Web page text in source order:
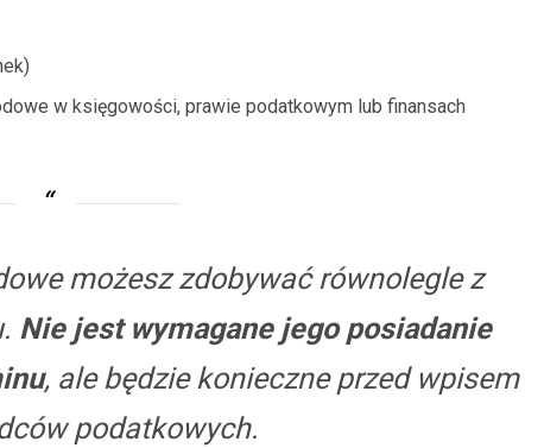
w księgowości, prawie podatkowym lub finansach
możesz zdobywać równolegle z
Nie jest wymagane jego posiadanie
, ale będzie konieczne przed wpisem
podatkowych.